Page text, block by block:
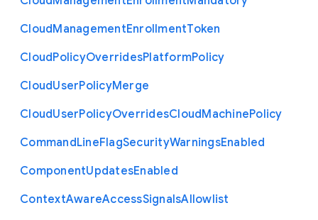
CloudManagementEnrollmentToken
CloudPolicyOverridesPlatformPolicy
CloudUserPolicyMerge
CloudUserPolicyOverridesCloudMachinePolicy
CommandLineFlagSecurityWarningsEnabled
ComponentUpdatesEnabled
ContextAwareAccessSignalsAllowlist